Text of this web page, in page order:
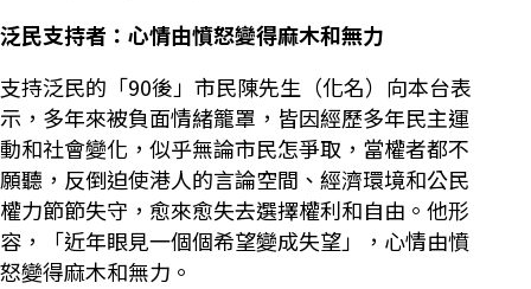
泛民支持者：心情由憤怒變得麻木和無力
支持泛民的「90後」市民陳先生（化名）向本台表
示，多年來被負面情緒籠罩，皆因經歷多年民主運
動和社會變化，似乎無論市民怎爭取，當權者都不
願聽，反倒迫使港人的言論空間、經濟環境和公民
權力節節失守，愈來愈失去選擇權利和自由。他形
容，「近年眼見一個個希望變成失望」，心情由憤
怒變得麻木和無力。